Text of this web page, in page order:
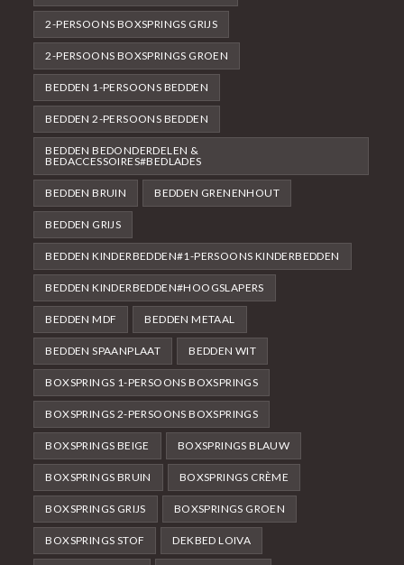
2-PERSOONS BOXSPRINGS GRIJS
2-PERSOONS BOXSPRINGS GROEN
BEDDEN 1-PERSOONS BEDDEN
BEDDEN 2-PERSOONS BEDDEN
BEDDEN BEDONDERDELEN &
BEDACCESSOIRES#BEDLADES
BEDDEN BRUIN BEDDEN GRENENHOUT
BEDDEN GRIJS
BEDDEN KINDERBEDDEN#1-PERSOONS KINDERBEDDEN
BEDDEN KINDERBEDDEN#HOOGSLAPERS
BEDDEN MDF BEDDEN METAAL
BEDDEN SPAANPLAAT BEDDEN WIT
BOXSPRINGS 1-PERSOONS BOXSPRINGS
BOXSPRINGS 2-PERSOONS BOXSPRINGS
BOXSPRINGS BEIGE BOXSPRINGS BLAUW
BOXSPRINGS BRUIN BOXSPRINGS CRÈME
BOXSPRINGS GRIJS BOXSPRINGS GROEN
BOXSPRINGS STOF DEKBED LOIVA